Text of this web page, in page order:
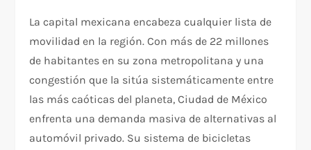
La capital mexicana encabeza cualquier lista de
movilidad en la región. Con más de 22 millones
de habitantes en su zona metropolitana y una
congestión que la sitúa sistemáticamente entre
las más caóticas del planeta, Ciudad de México
enfrenta una demanda masiva de alternativas al
automóvil privado. Su sistema de bicicletas